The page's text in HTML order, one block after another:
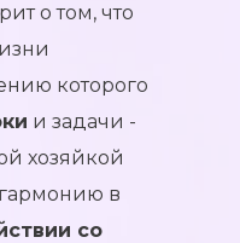
о том, что
которого
и задачи -
хозяйкой
в
со